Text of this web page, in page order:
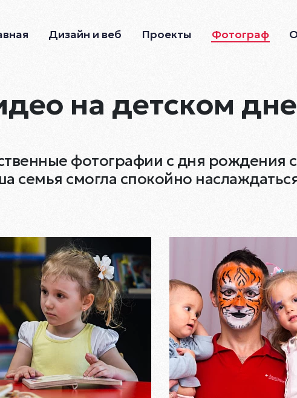
Дизайн и веб Проекты Фотограф
на детском
фотографии с дня рождения
семья смогла спокойно